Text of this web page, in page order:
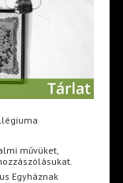
művüket,
Egyháznak